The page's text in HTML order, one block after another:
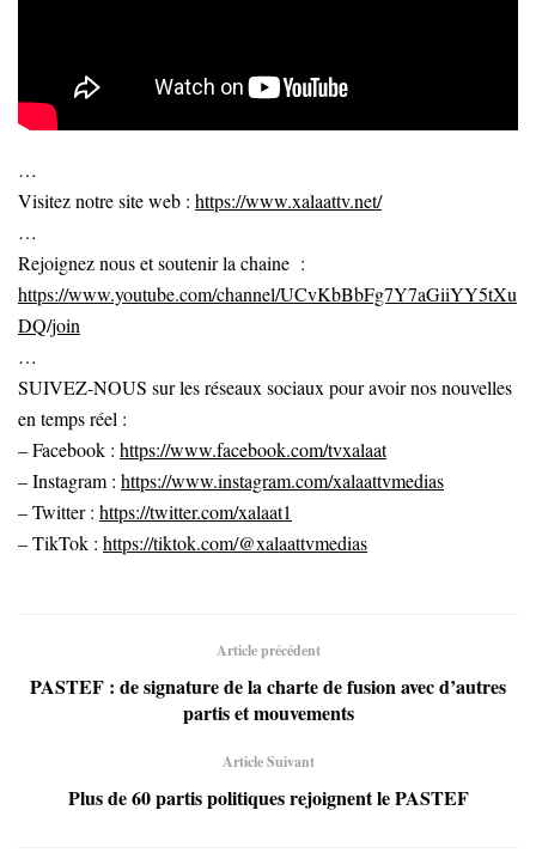
…
Visitez notre site web : https://www.xalaattv.net/
…
Rejoignez nous et soutenir la chaine :
https://www.youtube.com/channel/UCvKbBbFg7Y7aGiiYY5tXu
DQ/join
…
SUIVEZ-NOUS sur les réseaux sociaux pour avoir nos nouvelles
en temps réel :
– Facebook : https://www.facebook.com/tvxalaat
– Instagram : https://www.instagram.com/xalaattvmedias
– Twitter : https://twitter.com/xalaat1
– TikTok : https://tiktok.com/@xalaattvmedias
Article précédent
PASTEF : de signature de la charte de fusion avec d’autres
partis et mouvements
Article Suivant
Plus de 60 partis politiques rejoignent le PASTEF